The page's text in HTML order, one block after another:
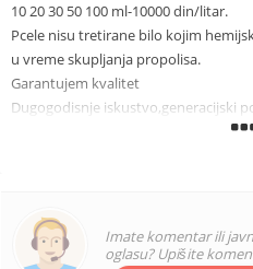
10 20 30 50 100 ml-10000 din/litar.
Pcele nisu tretirane bilo kojim
u vreme skupljanja propolisa.
Garantujem kvalitet
Dugogodisnje iskustvo,generacijski
te imamo konstantno na stanju
Za sve informcije stojim na
kontaktirati me preko poruke ili
Imate komentar ili
oglasu? Upišite